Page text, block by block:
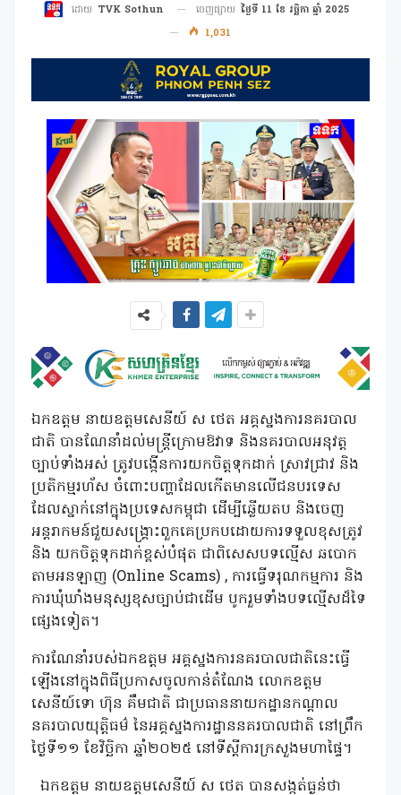
ដោយ TVK Sothun ចេញផ្សាយ ថ្ងៃទី 11 ខែ វច្ឆិកា ឆ្នាំ 2025
1,031
ឯកឧត្ដម នាយឧត្ដមសេនីយ៍ ស ថេត អគ្គស្នងការនគរបាល
ជាតិ បានណែនាំដល់មន្រ្តីក្រោមឱវាទ និងនគរបាលអនុវត្ត
ច្បាប់ទាំងអស់ ត្រូវបង្កើនការយកចិត្តទុកដាក់ ស្រាវជ្រាវ និង
ប្រតិកម្មរហ័ស ចំពោះបញ្ហាដែលកើតមានលើជនបរទេស
ដែលស្នាក់នៅក្នុងប្រទេសកម្ពុជា ដើម្បីឆ្លើយតប និងចេញ
អន្តរាកមន៍ជួយសង្គ្រោះពួកគេប្រកបដោយការទទួលខុសត្រូវ
និង យកចិត្តទុកដាក់ខ្ពស់បំផុត ជាពិសេសបទល្មើស ឆបោក
តាមអនឡាញ (Online Scams) , ការធ្វើទរុណកម្មការ និង
ការឃុំឃាំងមនុស្សខុសច្បាប់ជាដើម បូករួមទាំងបទល្មើសដ៏ទៃ
ផ្សេងទៀត។
ការណែនាំរបស់ឯកឧត្ដម អគ្គស្នងការនគរបាលជាតិនេះធ្វើ
ឡើងនៅក្នុងពិធីប្រកាសចូលកាន់តំណែង លោកឧត្តម
សេនីយ៍ទោ ហ៊ុន គឹមជាតិ ជាប្រធាននាយកដ្ឋានកណ្ដាល
នគរបាលយុត្តិធម៌ នៃអគ្គស្នងការដ្ឋាននគរបាលជាតិ នៅព្រឹក
ថ្ងៃទី១១ ខែវិច្ឆិកា ឆ្នាំ២០២៥ នៅទីស្ដីការក្រសួងមហាផ្ទៃ។
ឯកឧត្ដម នាយឧត្ដមសេនីយ៍ ស ថេត បានសង្កត់ធ្ងន់ថា